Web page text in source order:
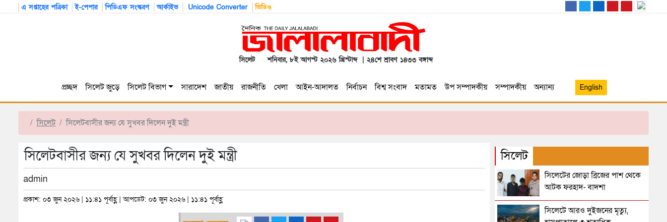
এ সপ্তাহের পত্রিকা ই-পেপার পিডিএফ সংস্করণ আর্কাইভ Unicode Converter ভিডিও
সিলেট শনিবার, ৮ই আগস্ট ২০২৬ খ্রিস্টাব্দ | ২৪শে শ্রাবণ ১৪৩৩ বঙ্গাব্দ
প্রচ্ছদ সিলেট জুড়ে সিলেট বিভাগ সারাদেশ জাতীয় রাজনীতি খেলা আইন-আদালত নির্বাচন বিশ্ব সংবাদ মতামত উপ সম্পাদকীয় সম্পাদকীয় অন্যান্য English
সিলেট সিলেটবাসীর জন্য যে সুখবর দিলেন দুই মন্ত্রী
সিলেটবাসীর জন্য যে সুখবর দিলেন দুই মন্ত্রী
admin
প্রকাশ: ০৩ জুন ২০২৬ | ১১:৪১ পূর্বাহ্ণ | আপডেট: ০৩ জুন ২০২৬ | ১১:৪১ পূর্বাহ্ণ
সিলেট
সিলেটের জোড়া ব্রিজের পাশ থেকে
আটক ফরহাদ- বাদশা
সিলেটে আরও দুইজনের মৃত্যু,